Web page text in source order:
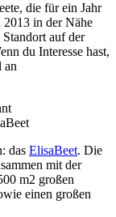
die für ein Jahr
2013 in der Nähe
auf der
du Interesse hast,
an
das ElisaBeet. Die
mit der
m2 großen
einen großen